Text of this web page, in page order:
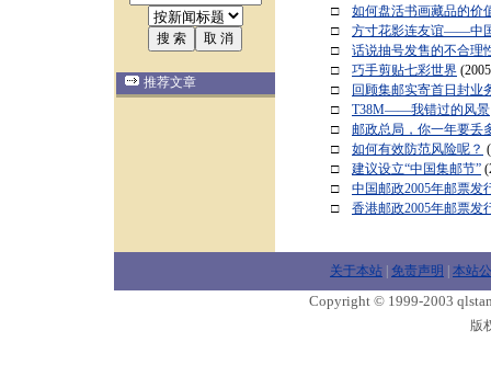
推荐文章
□ 如何盘活书画藏品的价
□ 方寸花影连友谊——中
□ 话说抽号发售的不合理
□ 巧手剪贴七彩世界
□
回顾集邮实寄首日封业
□ T38M——我错过的风景
□ 邮政总局，你一年要丢
□ 如何有效防范风险呢？
□ 建议设立“中国集邮节”
□ 中国邮政2005年邮票发
□ 香港邮政2005年邮票发
关于本站 免责声明 本站
Copyright © 1999-2003
版